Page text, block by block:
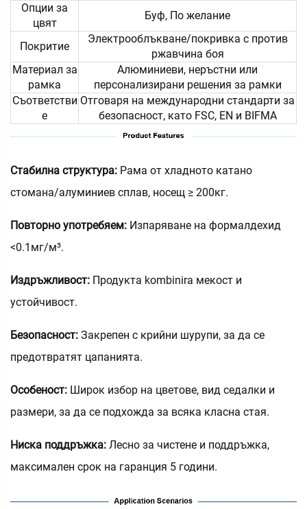
Опции за
цвят
Буф, По желание
Покритие
Электрооблъкване/покривка с против
ржавчина боя
Материал за
рамка
Алюминиеви, неръстни или
персонализирани решения за рамки
Съответстви
е
Отговаря на международни стандарти за
безопасност, като FSC, EN и BIFMA
Стабилна структура: Рама от хладното катано
стомана/алуминиев сплав, носещ ≥ 200кг.
Повторно употребяем: Изпаряване на формалдехид
<0.1мг/м³.
Издръжливост: Продукта kombinira мекост и
устойчивост.
Безопасност: Закрепен с крийни шурупи, за да се
предотвратят цапанията.
Особеност: Широк избор на цветове, вид седалки и
размери, за да се подхожда за всяка класна стая.
Ниска поддръжка: Лесно за чистене и поддръжка,
максимален срок на гаранция 5 години.